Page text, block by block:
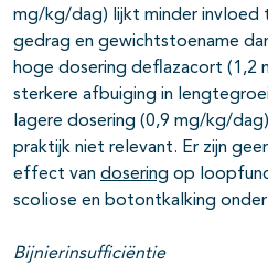
mg/kg/dag) lijkt minder invloed
gedrag en gewichtstoename
hoge dosering deflazacort (1,2
sterkere afbuiging in
lagere dosering (0,9 mg/kg/
praktijk niet relevant. Er zijn
effect van dosering op
scoliose en botontkalking
Bijnierinsufficiëntie